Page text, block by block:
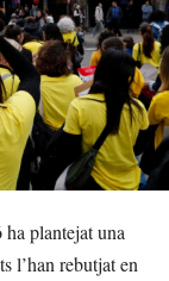
plantejat una
l’han rebutjat en